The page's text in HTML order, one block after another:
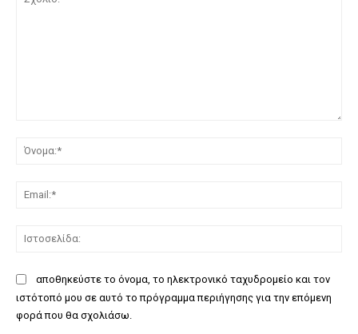
αποθηκεύστε το όνομα, το ηλεκτρονικό ταχυδρομείο και τον
ιστότοπό μου σε αυτό το πρόγραμμα περιήγησης για την επόμενη
φορά που θα σχολιάσω.